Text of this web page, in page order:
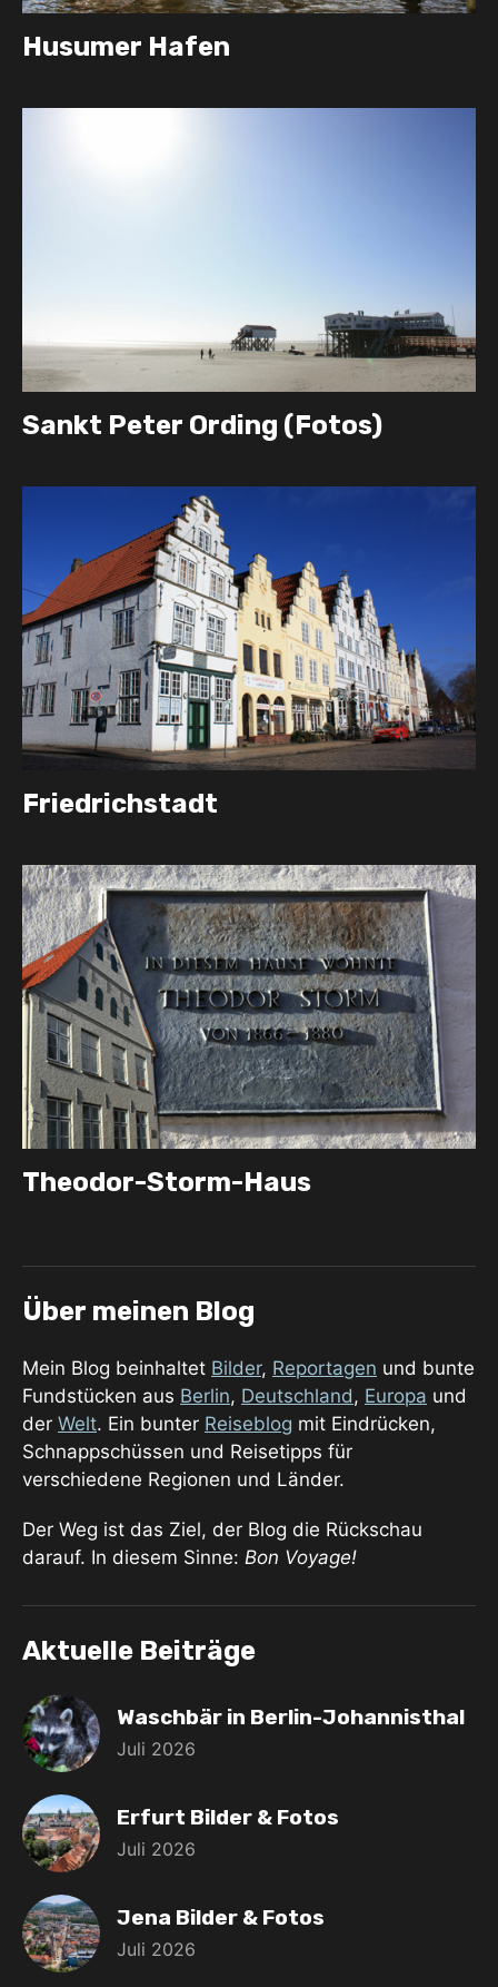
Husumer Hafen
Sankt Peter Ording (Fotos)
Friedrichstadt
Theodor-Storm-Haus
Über meinen Blog
Mein Blog beinhaltet Bilder, Reportagen und bunte
Fundstücken aus Berlin, Deutschland, Europa und
der Welt. Ein bunter Reiseblog mit Eindrücken,
Schnappschüssen und Reisetipps für
verschiedene Regionen und Länder.
Der Weg ist das Ziel, der Blog die Rückschau
darauf. In diesem Sinne: Bon Voyage!
Aktuelle Beiträge
Waschbär in Berlin-Johannisthal
Juli 2026
Erfurt Bilder & Fotos
Juli 2026
Jena Bilder & Fotos
Juli 2026